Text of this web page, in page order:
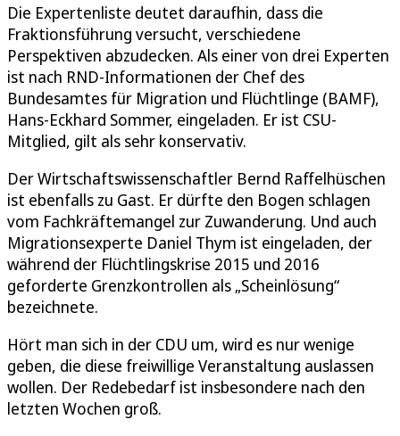
Die Expertenliste deutet daraufhin, dass die
Fraktionsführung versucht, verschiedene
Perspektiven abzudecken. Als einer von drei Experten
ist nach RND-Informationen der Chef des
Bundesamtes für Migration und Flüchtlinge (BAMF),
Hans-Eckhard Sommer, eingeladen. Er ist CSU-
Mitglied, gilt als sehr konservativ.
Der Wirtschaftswissenschaftler Bernd Raffelhüschen
ist ebenfalls zu Gast. Er dürfte den Bogen schlagen
vom Fachkräftemangel zur Zuwanderung. Und auch
Migrationsexperte Daniel Thym ist eingeladen, der
während der Flüchtlingskrise 2015 und 2016
geforderte Grenzkontrollen als „Scheinlösung“
bezeichnete.
Hört man sich in der CDU um, wird es nur wenige
geben, die diese freiwillige Veranstaltung auslassen
wollen. Der Redebedarf ist insbesondere nach den
letzten Wochen groß.